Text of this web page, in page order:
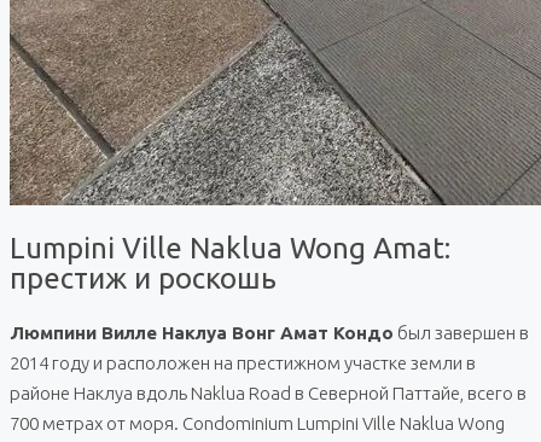
Lumpini Ville Naklua Wong Amat:
престиж и роскошь
Люмпини Вилле Наклуа Вонг Амат Кондо был завершен в
2014 году и расположен на престижном участке земли в
районе Наклуа вдоль Naklua Road в Северной Паттайе, всего в
700 метрах от моря. Condominium Lumpini Ville Naklua Wong